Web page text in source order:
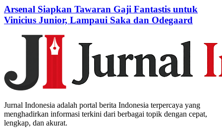
Arsenal Siapkan Tawaran Gaji Fantastis untuk
Vinicius Junior, Lampaui Saka dan Odegaard
Jurnal Indonesia adalah portal berita Indonesia terpercaya yang
menghadirkan informasi terkini dari berbagai topik dengan cepat,
lengkap, dan akurat.